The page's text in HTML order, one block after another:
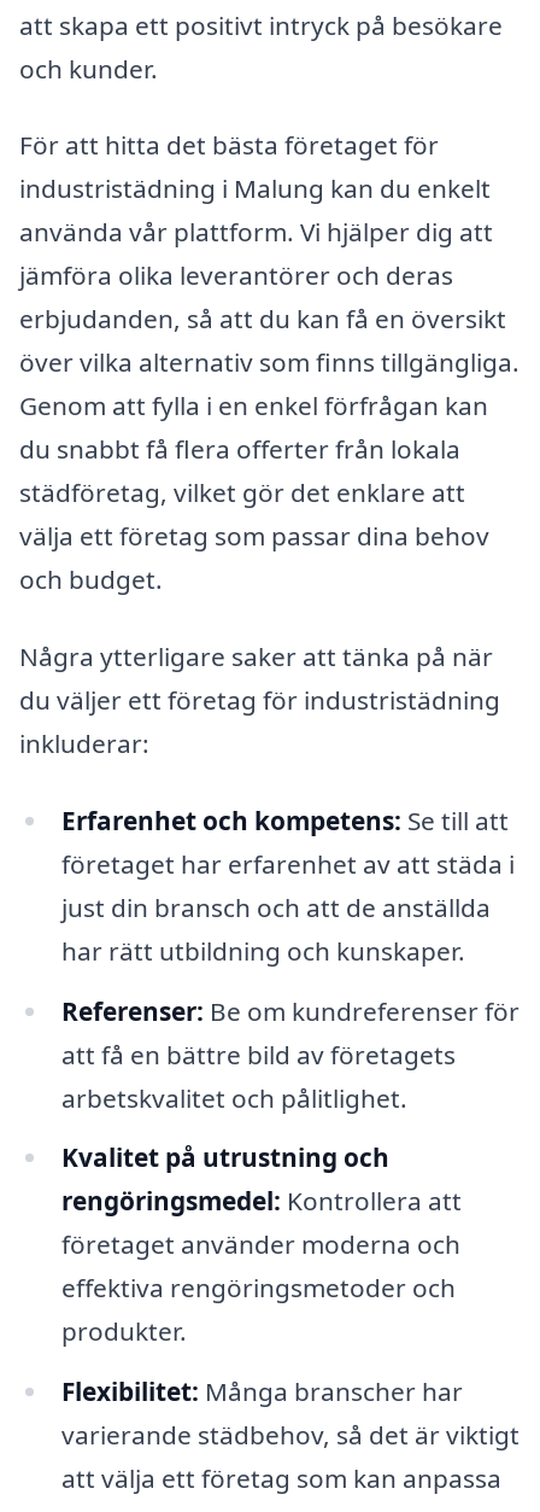
att skapa ett positivt intryck på besökare
och kunder.
För att hitta det bästa företaget för
industristädning i Malung kan du enkelt
använda vår plattform. Vi hjälper dig att
jämföra olika leverantörer och deras
erbjudanden, så att du kan få en översikt
över vilka alternativ som finns tillgängliga.
Genom att fylla i en enkel förfrågan kan
du snabbt få flera offerter från lokala
städföretag, vilket gör det enklare att
välja ett företag som passar dina behov
och budget.
Några ytterligare saker att tänka på när
du väljer ett företag för industristädning
inkluderar:
Erfarenhet och kompetens: Se till att
företaget har erfarenhet av att städa i
just din bransch och att de anställda
har rätt utbildning och kunskaper.
Referenser: Be om kundreferenser för
att få en bättre bild av företagets
arbetskvalitet och pålitlighet.
Kvalitet på utrustning och
rengöringsmedel: Kontrollera att
företaget använder moderna och
effektiva rengöringsmetoder och
produkter.
Flexibilitet: Många branscher har
varierande städbehov, så det är viktigt
att välja ett företag som kan anpassa